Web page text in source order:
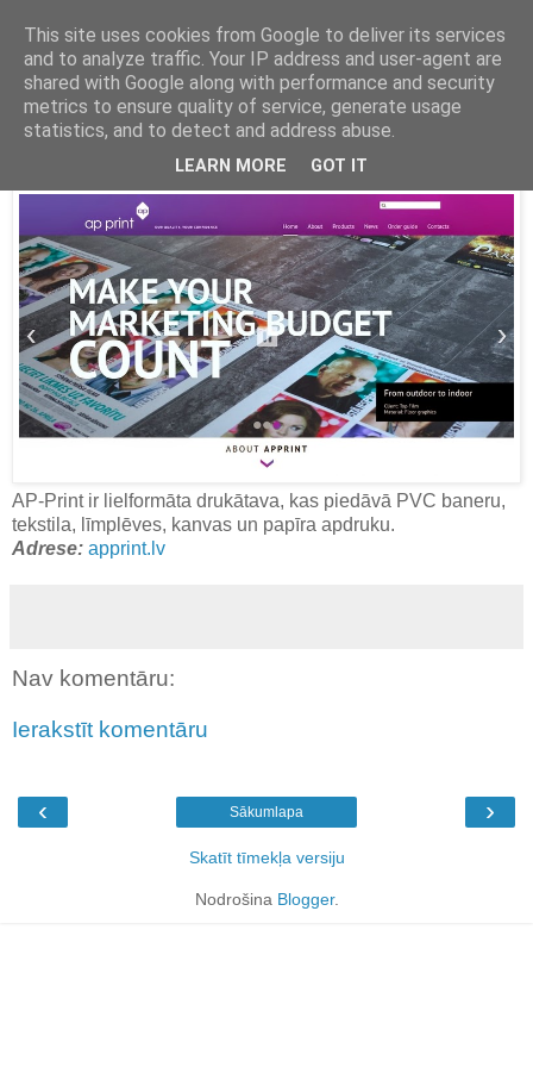
Latvijas labākās mājas lapas
2014. gada 29. oktobris
Apprint
AP-Print ir lielformāta drukātava, kas piedāvā PVC baneru,
tekstila, līmplēves, kanvas un papīra apdruku.
Adrese: apprint.lv
Nav komentāru:
Ierakstīt komentāru
‹ ›
Sākumlapa
Skatīt tīmekļa versiju
Nodrošina Blogger.
This site uses cookies from Google to deliver its services
and to analyze traffic. Your IP address and user-agent are
shared with Google along with performance and security
metrics to ensure quality of service, generate usage
statistics, and to detect and address abuse.
LEARN MORE GOT IT